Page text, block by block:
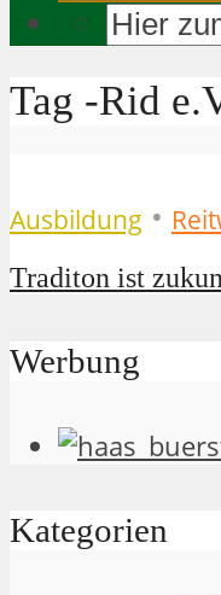
Tag -Rid
Ausbildung •
Traditon ist
Werbung
Kategorien